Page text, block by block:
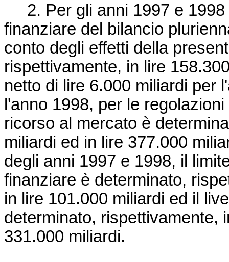
2. Per gli anni 1997 e 1998
finanziare del bilancio
conto degli effetti della
rispettivamente, in lire
netto di lire 6.000 miliardi per
l'anno 1998, per le
ricorso al mercato è
miliardi ed in lire 377.000
degli anni 1997 e 1998, il
finanziare è determinato,
in lire 101.000 miliardi ed il
determinato, rispettivamente,
331.000 miliardi.